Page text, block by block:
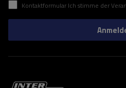
Kontaktformular Ich stimme der Verarbeitung meiner im Kontaktformular enthaltenen